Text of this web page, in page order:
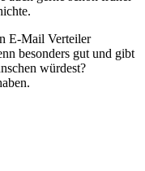
E-Mail Verteiler
besonders gut und gibt
würdest?